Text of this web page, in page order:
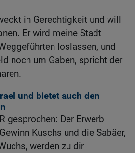
in Gerechtigkeit und will
Er wird meine Stadt
loslassen, und
noch um Gaben, spricht der
und bietet auch den
gesprochen: Der Erwerb
Kuschs und die Sabäer,
werden zu dir